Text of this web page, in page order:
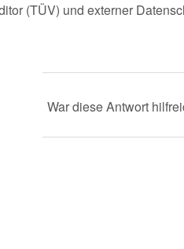
(TÜV) und externer
War diese Antwort